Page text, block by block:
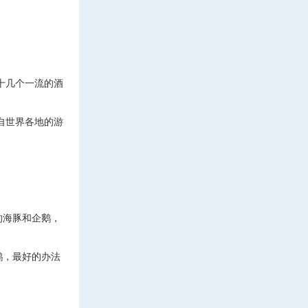
几个一流的酒
世界各地的游
豚和企鹅，
最好的办法